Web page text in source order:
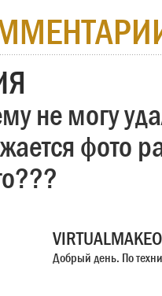
не могу
фото
Добрый день. По